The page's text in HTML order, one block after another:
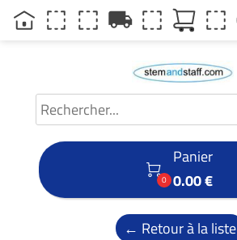

0
Panier
0.00 €
← Retour à la liste
local_shipping